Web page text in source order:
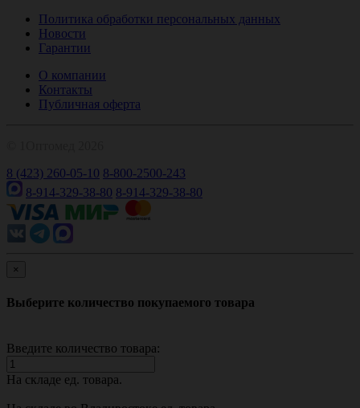
Политика обработки персональных данных
Новости
Гарантии
О компании
Контакты
Публичная оферта
8 (423) 260-05-10 8-800-2500-243
8-914-329-38-80 8-914-329-38-80
×
Выберите количество покупаемого товара
Введите количество товара:
На складе ед. товара.